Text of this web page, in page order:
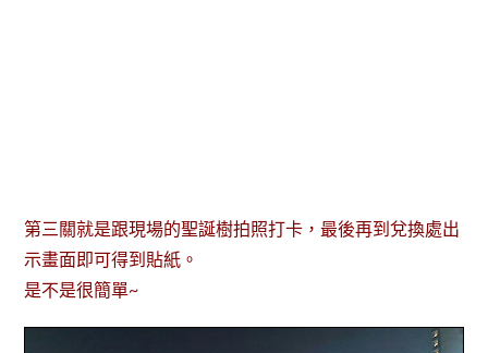
第三關就是跟現場的聖誕樹拍照打卡，最後再到兌換處出
示畫面即可得到貼紙。
是不是很簡單~